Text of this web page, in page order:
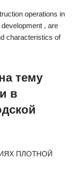
operations in
, are
characteristics of
тему
в
ПЛОТНОЙ